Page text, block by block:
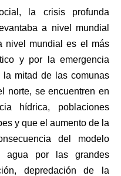
la crisis profunda
a nivel mundial
nivel mundial es el más
y por la emergencia
mitad de las comunas
norte, se encuentren en
hídrica, poblaciones
y que el aumento de la
del modelo
agua por las grandes
depredación de la